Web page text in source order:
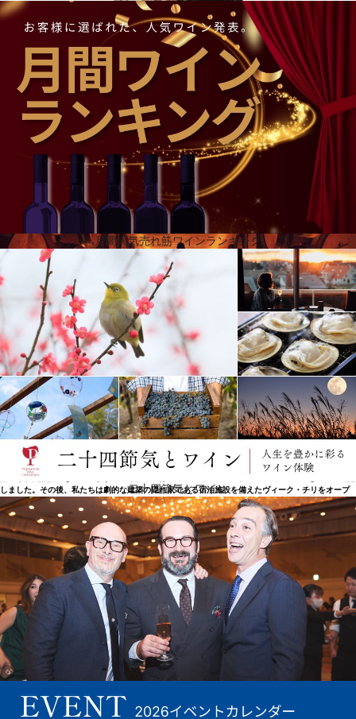
テロワール
テロワールは、12の谷からなる雄大で自然な景観を持ち、それぞれが微気候と明確な露出を持ち、
太平洋沿岸の風とアンデス山脈の高地からの風によって冷却される風洞の中にあり、ヴィックのワ
インに非常に複雑で並外れた多様性を与えています。チーフ・ワインメーカーのクリスティアン・
バジェホは、ヴィックの葡萄栽培と醸造を監督し、葡萄の収穫は手作業で、発酵は酵母を添加しな
い自然な方法で行うことを徹底しています。
美しい建築のワイナリー
2006年、ミヤウエ・ヴァレーにある4.450ヘクタールのうち327ヘクタールに最初の葡萄の木を植
えました。畑は谷の内陸部にあり、沿岸の風によって冷やされ、南米最高のワインを造るために必
要な複雑さを提供する、それぞれ異なる露出を持つ畑でした。植えた品種は、カベルネ・ソーヴィ
ニヨン、カルメネール、カベルネ・フラン、メルロー、シラーでした。2007年には建築コンペを開
催し、最先端かつサステナブルで、技術的にも独創的、そして視覚的にも素晴らしいデザインが実
現。ワイナリーは、チリの建築家スミルハン・ラディックによって設計されました。アンデス山脈
がそびえる山々と一面に広がる渓谷に囲まれたワイナリーは、景観への影響を最小限に抑えるよう
配慮された設計になっています。ワイナリーは 2014年に完成、テイスティングルームを一般に公開
しました。その後、私たちは劇的な建築の隠れ家である宿泊施設を備えたヴィーク・チリをオープ
ン。山脈を遠くに望む、この上なく美しい谷の真ん中にある丘の上に、理想的に建っています。ヴ
ィーク・チリの自慢は 360度、周囲のブドウ畑と自然を見渡せること。山や風、フランク・ゲーリ
ーやリチャード・セラの作品からインスピレーションを受けたという、ブロンズ色のチタンででき
た浮遊感のある彫刻的な屋根が、到着したゲストを出迎えています。
月間人気売れ筋ワインランキング
二十四節気とワイン